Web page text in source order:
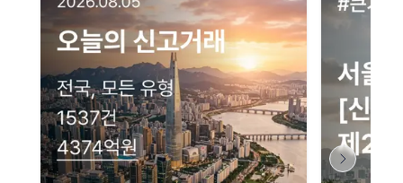
네이버 지도 연결 안내
현재 네이버 지도 연결이 원활하지 않아 지도를 불러올 수 없습니다.
이용에 불편을 드려 죄송합니다.